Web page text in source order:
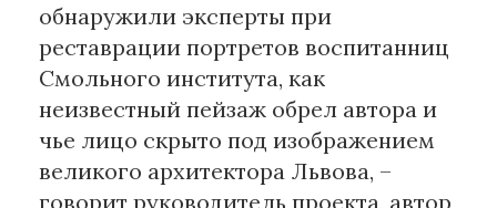
обнаружили эксперты при
реставрации портретов воспитанниц
Смольного института, как
неизвестный пейзаж обрел автора и
чье лицо скрыто под изображением
великого архитектора Львова, –
говорит руководитель проекта, автор